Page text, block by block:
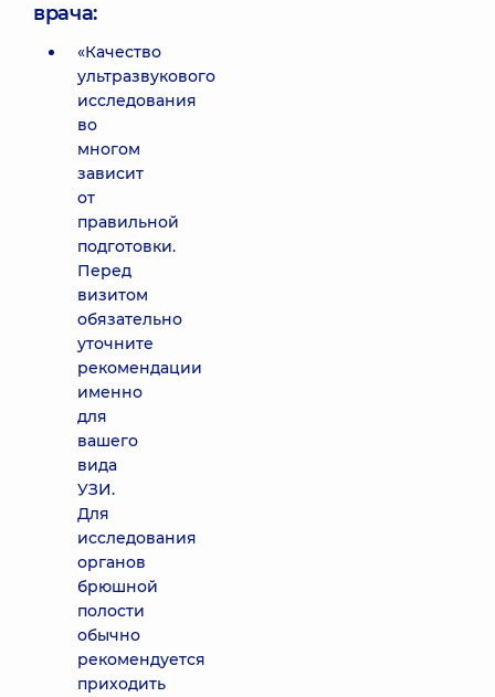
врача:
«Качество
ультразвукового
исследования
во
многом
зависит
от
правильной
подготовки.
Перед
визитом
обязательно
уточните
рекомендации
именно
для
вашего
вида
УЗИ.
Для
исследования
органов
брюшной
полости
обычно
рекомендуется
приходить